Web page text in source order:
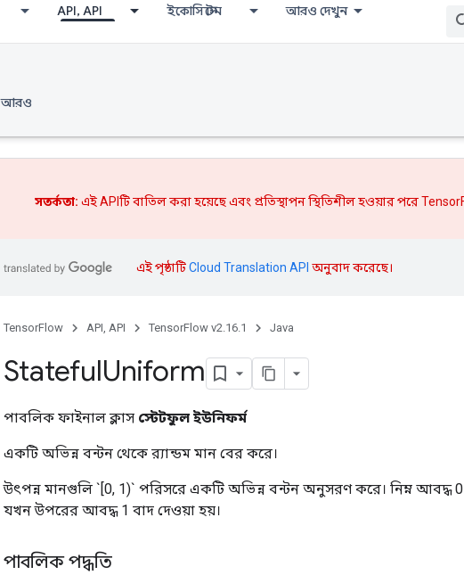
API, API ইকোসিস্টেম আরও দেখুন
আরও
সতর্কতা: এই APIটি বাতিল করা হয়েছে এবং প্রতিস্থাপনস্থিতিশীল হওয়ার পরে
এই পৃষ্ঠাটিCloud Translation API অনুবাদ করেছে।
TensorFlow API, API TensorFlow v2.16.1 Java
StatefulUniform
পাবলিক ফাইনাল ক্লাস স্টেটফুল ইউনিফর্ম
একটি অভিন্ন বন্টন থেকে র‍্যান্ডম মান বের করে।
উৎপন্ন মানগুলি `[0, 1)` পরিসরে একটি অভিন্ন বন্টন অনুসরণ করে। নিম্ন আবদ্ধ 0
যখন উপরের আবদ্ধ 1 বাদ দেওয়া হয়।
পাবলিক পদ্ধতি